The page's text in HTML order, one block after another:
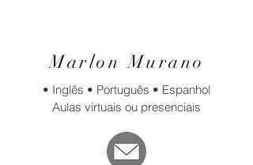
Marlon Murano
• Inglês • Português • Espanhol
Aulas virtuais ou presenciais